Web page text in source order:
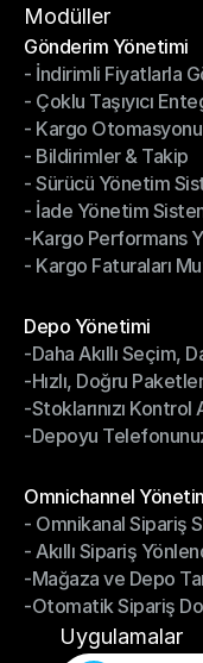
Hizmet Şartları
Modüller
Gönderim Yönetimi
Gönderim Yönetimi
- İndirimli Fiyatlarla
- İndirimli Fiyatlarla
- Çoklu Taşıyıcı
- Çoklu Taşıyıcı
- Kargo Otomasyonu
- Kargo Otomasyonu
- Bildirimler & Takip
- Bildirimler & Takip
- Sürücü Yönetim
- Sürücü Yönetim
- İade Yönetim
- İade Yönetim
-Kargo Performans
-Kargo Performans
- Kargo Faturaları
Depo Yönetimi
Depo Yönetimi
-Daha Akıllı Seçim,
-Daha Akıllı Seçim,
-Hızlı, Doğru
-Hızlı, Doğru
-Stoklarınızı Kontrol
-Stoklarınızı Kontrol
-Depoyu
Omnichannel
Omnichannel
- Omnikanal Sipariş
- Omnikanal Sipariş
- Akıllı Sipariş
- Akıllı Sipariş
-Mağaza ve Depo
-Mağaza ve Depo
-Otomatik Sipariş
-Otomatik Sipariş
Uygulamalar